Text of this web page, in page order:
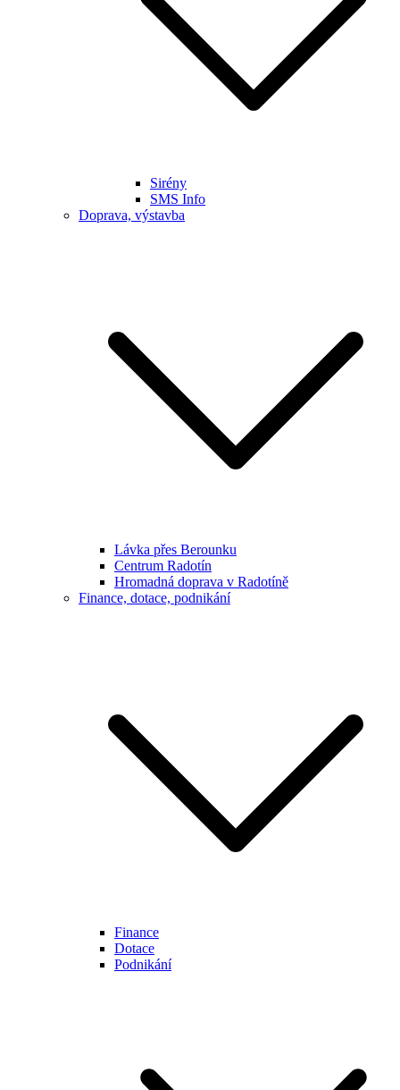
Sirény
SMS Info
Doprava, výstavba
Lávka přes Berounku
Centrum Radotín
Hromadná doprava v Radotíně
Finance, dotace, podnikání
Finance
Dotace
Podnikání